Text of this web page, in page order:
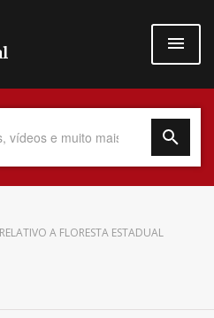
A FLORESTA ESTADUAL